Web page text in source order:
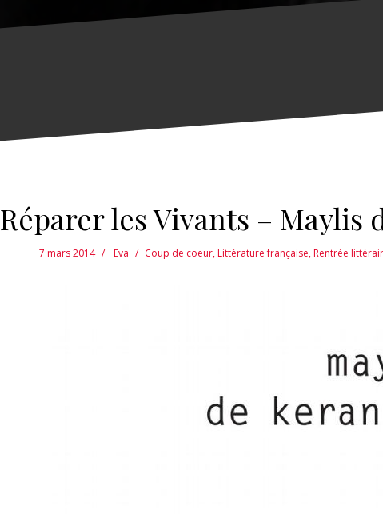
Réparer les Vivants – Maylis
7 mars 2014 Eva Coup de coeur,Littérature française,Rentrée